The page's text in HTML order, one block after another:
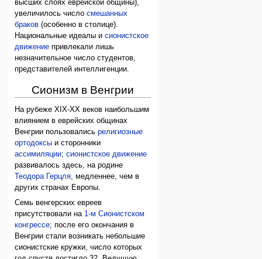
высших слоях еврейской общины),
увеличилось числосмешанных
браков (особенно в столице).
Национальные идеалы исионистское
движение привлекали лишь
незначительное число студентов,
представителей интеллигенции.
Сионизм в Венгрии
На рубеже XIX-XX веков наибольшим
влиянием в еврейских общинах
Венгрии пользовалисьрелигиозные
ортодоксы и сторонники
ассимиляции;сионистское движение
развивалось здесь, на родине
Теодора Герцля, медленнее, чем в
других странах Европы.
Семь венгерских евреев
присутствовали на 1-м Сионистском
конгрессе; после его окончания в
Венгрии стали возникать небольшие
сионистские кружки, число которых